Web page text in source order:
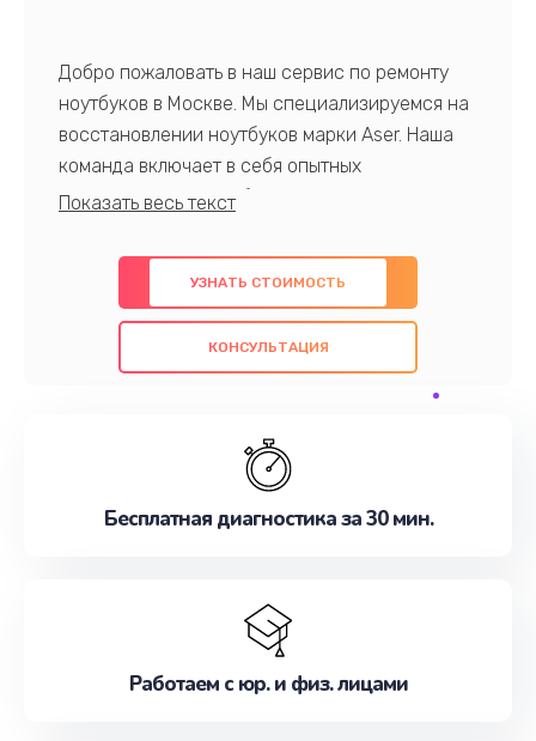
Добро пожаловать в наш сервис по ремонту
ноутбуков в Москве. Мы специализируемся на
восстановлении ноутбуков марки Aser. Наша
команда включает в себя опытных
профессионалов с обширными знаниями и
предлагаем быстрый и качественный ремонт с
использованием оригинальных компонентов, а
также гарантируем качество всех
проведенных работ. Наша цель - предоставить
наилучшим образом. Не медлите записаться на
УЗНАТЬ СТОИМОСТЬ
КОНСУЛЬТАЦИЯ
Бесплатная диагностика за 30 мин.
Работаем с юр. и физ. лицами